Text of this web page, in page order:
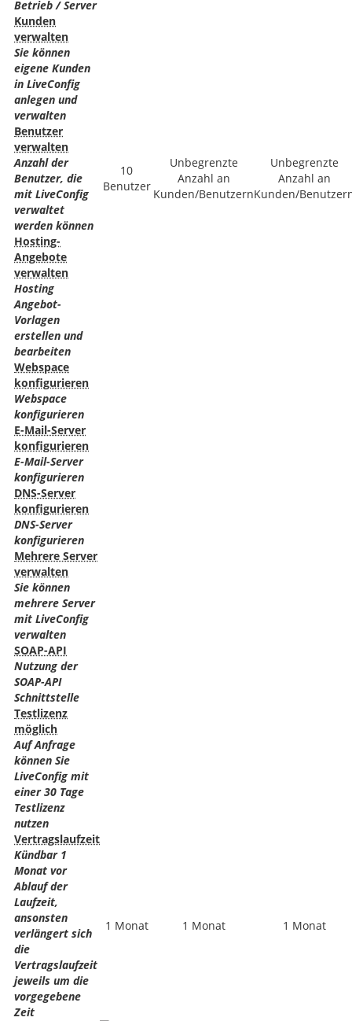
Betrieb / Server
Kunden
verwalten
Sie können
eigene Kunden
in LiveConfig
anlegen und
verwalten
Benutzer
verwalten
Anzahl der
Benutzer, die
mit LiveConfig
verwaltet
werden können
10
Benutzer
Unbegrenzte
Anzahl an
Kunden/Benutzern
Unbegrenzte
Anzahl an
Kunden/
Hosting-
Angebote
verwalten
Hosting
Angebot-
Vorlagen
erstellen und
bearbeiten
Webspace
konfigurieren
Webspace
konfigurieren
E-Mail-Server
konfigurieren
E-Mail-Server
konfigurieren
DNS-Server
konfigurieren
DNS-Server
konfigurieren
Mehrere Server
verwalten
Sie können
mehrere Server
mit LiveConfig
verwalten
SOAP-API
Nutzung der
SOAP-API
Schnittstelle
Testlizenz
möglich
Auf Anfrage
können Sie
LiveConfig mit
einer 30 Tage
Testlizenz
nutzen
Vertragslaufzeit
Kündbar 1
Monat vor
Ablauf der
Laufzeit,
ansonsten
verlängert sich
die
Vertragslaufzeit
jeweils um die
vorgegebene
Zeit
1 Monat 1 Monat 1 Monat